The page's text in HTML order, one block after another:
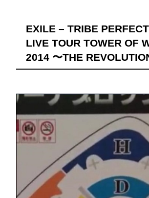
EXILE – TRIBE
LIVE TOUR TOWER OF
2014 〜THE